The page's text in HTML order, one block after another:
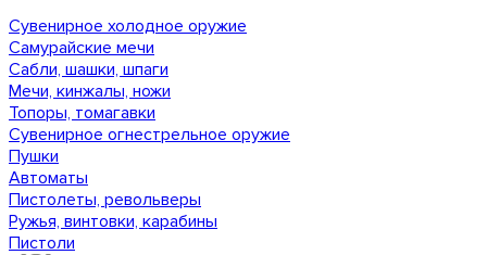
Сувенирное холодное оружие
Самурайские мечи
Сабли, шашки, шпаги
Мечи, кинжалы, ножи
Топоры, томагавки
Сувенирное огнестрельное оружие
Пушки
Автоматы
Пистолеты, револьверы
Ружья, винтовки, карабины
Пистоли